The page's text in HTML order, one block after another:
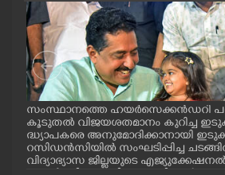
LIFESTYLE
SPIRITUAL
INFO+
ART
സംസ്ഥാനത്തെ ഹയർസെക്കൻഡറി
കൂടുതൽ വിജയശതമാനം കുറിച്ച
ദ്ധ്യാപകരെ അനുമോദിക്കാനായി
റസിഡൻസിയിൽ സംഘടിപ്പിച്ച
വിദ്യാഭ്യാസ ജില്ലയുടെ